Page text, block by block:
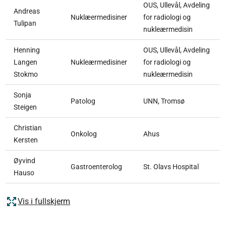
Andreas
Tulipan
Nuklæermedisiner
OUS, Ullevål, Avdeling
for radiologi og
nukleærmedisin
Henning
Langen
Stokmo
Nukleærmedisiner
OUS, Ullevål, Avdeling
for radiologi og
nukleærmedisin
Sonja
Steigen
Patolog UNN, Tromsø
Christian
Kersten
Onkolog Ahus
Øyvind
Hauso
Gastroenterolog St. Olavs Hospital
Vis i fullskjerm